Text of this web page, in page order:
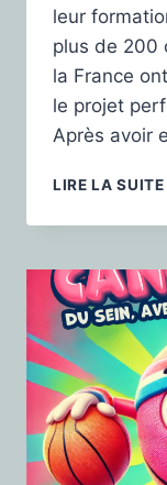
leur
plus de 200
la France
le projet
Après avoir
LIRE LA SUITE